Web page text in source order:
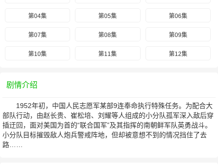
第04集 第05集 第06集
第07集 第08集 第09集
第10集 第11集 第12集
剧情介绍
1952年初，中国人民志愿军某部9连奉命执行特殊任务。为配合大
部队行动，由赵长贵、崔松培、刘耀等人组成的小分队孤军深入敌后穿
插迂回，面对美国为首的“联合国军”及其指挥的南朝鲜军队英勇战斗。
小分队目标摧毁敌人炮兵警戒阵地，但却被意想不到的情况挡住了去
路……